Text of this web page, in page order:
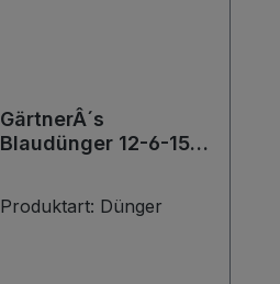
GärtnerÂ´s
Blaudünger 12-6-15-2
Produktart: Dünger